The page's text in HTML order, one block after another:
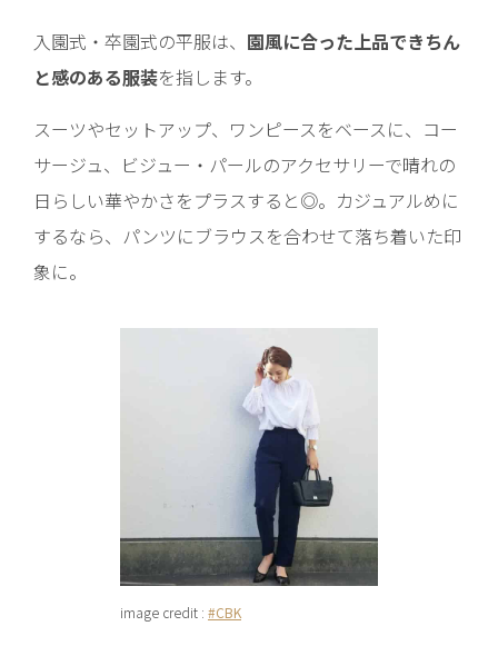
入園式・卒園式の平服は、 園風に合った上品できちん
と感のある服装を指します。
スーツやセットアップ、ワンピースをベースに、コー
サージュ、ビジュー・パールのアクセサリーで晴れの
日らしい華やかさをプラスすると◎。カジュアルめに
するなら、パンツにブラウスを合わせて落ち着いた印
象に。
image credit : #CBK